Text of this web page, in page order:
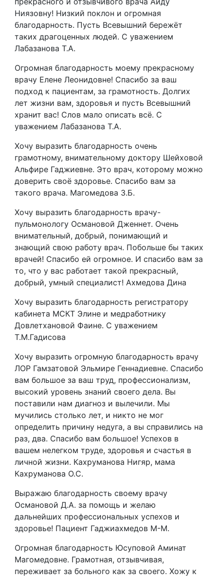
Ниязовну! Низкий поклон и огромная
благодарность. Пусть Всевышний бережёт
таких драгоценных людей. С уважением
Лабазанова Т.А.
Огромная благодарность моему прекрасному
врачу Елене Леонидовне! Спасибо за ваш
подход к пациентам, за грамотность. Долгих
лет жизни вам, здоровья и пусть Всевышний
хранит вас! Слов мало описать всё. С
уважением Лабазанова Т.А.
Хочу выразить благодарность очень
грамотному, внимательному доктору Шейховой
Альфире Гаджиевне. Это врач, которому можно
доверить своё здоровье. Спасибо вам за
такого врача. Магомедова З.Б.
Хочу выразить благодарность врачу-
пульмонологу Османовой Дженнет. Очень
внимательный, добрый, понимающий и
знающий свою работу врач. Побольше бы таких
врачей! Спасибо ей огромное. И спасибо вам за
то, что у вас работает такой прекрасный,
добрый, умный специалист! Ахмедова Дина
Хочу выразить благодарность регистратору
кабинета МСКТ Элине и медработнику
Довлетхановой Фаине. С уважением
Т.М.Гадисова
Хочу выразить огромную благодарность врачу
ЛОР Гамзатовой Эльмире Геннадиевне. Спасибо
вам большое за ваш труд, профессионализм,
высокий уровень знаний своего дела. Вы
поставили нам диагноз и вылечили. Мы
мучились столько лет, и никто не мог
определить причину недуга, а вы справились на
раз, два. Спасибо вам большое! Успехов в
вашем нелегком труде, здоровья и счастья в
личной жизни. Кахруманова Нигяр, мама
Кахруманова О.С.
Выражаю благодарность своему врачу
Османовой Д.А. за помощь и желаю
дальнейших профессиональных успехов и
здоровье! Пациент Гаджиахмедов М-М.
Огромная благодарность Юсуповой Аминат
Магомедовне. Грамотная, отзывчивая,
переживает за больного как за своего. Хожу к